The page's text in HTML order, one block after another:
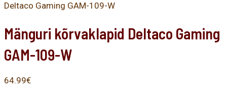
Deltaco Gaming GAM-109-W
Mänguri kõrvaklapid Deltaco Gaming
GAM-109-W
64.99€